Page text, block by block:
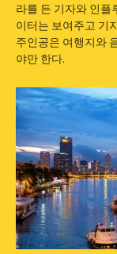
라를 든 기자와 인플
이터는 보여주고 기
주인공은 여행지와
야만 한다.